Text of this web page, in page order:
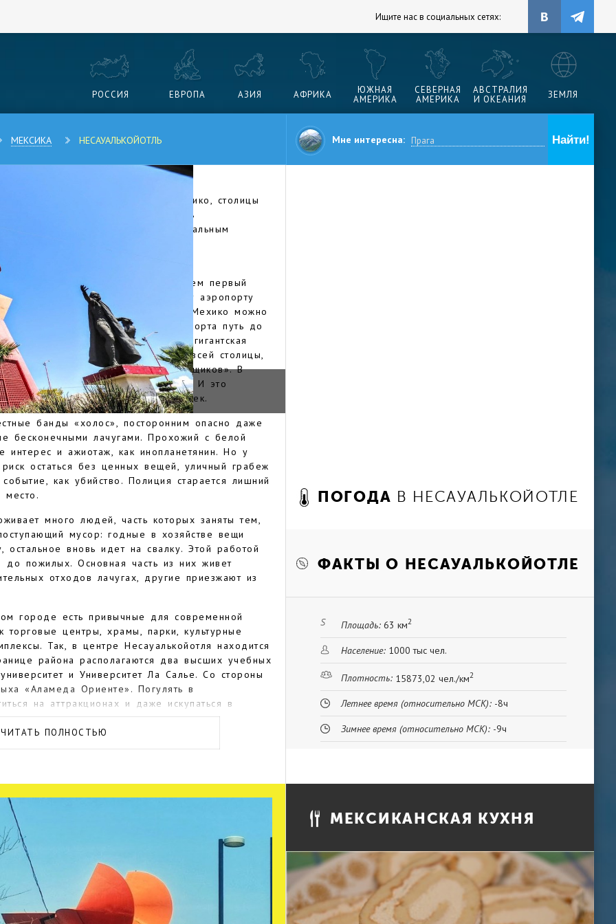
Ищите нас в социальных сетях:
РОССИЯ ЕВРОПА АЗИЯ АФРИКА
ЮЖНАЯ
АМЕРИКА
СЕВЕРНАЯ
АМЕРИКА
АВСТРАЛИЯ
И ОКЕАНИЯ
ЗЕМЛЯ
МЕКСИКА НЕСАУАЛЬКОЙОТЛЬ Мне интересна:
агломерации Большой Мехико, столицы
исторического центра. Эта часть
трущобами в мире. По официальным
северного и восточного, причем первый
из-за близости к международному аэропорту
Мехико. До исторического центра Мехико можно
транспорте. Из аэропорта путь до
восточном районе расположена гигантская
и промышленные отходы со всей столицы,
имеет репутацию «Города мусорщиков». В
означает «постящийся койот». И это
проживает 14 миллионов человек.
банды «холос», посторонним опасно даже
бесконечными лачугами. Прохожий с белой
интерес и ажиотаж, как инопланетянин. Но у
остаться без ценных вещей, уличный грабеж
как убийство. Полиция старается лишний
место.
много людей, часть которых заняты тем,
мусор: годные в хозяйстве вещи
вновь идет на свалку. Этой работой
до пожилых. Основная часть из них живет
отходов лачугах, другие приезжают из
городе есть привычные для современной
торговые центры, храмы, парки, культурные
Так, в центре Несауалькойотля находится
района располагаются два высших учебных
и Университет Ла Салье. Со стороны
«Аламеда Ориенте». Погулять в
на аттракционах и даже искупаться в
«Экотуристико Чимальуаче».
находится католический
Господня и две современные христианские
несколько отелей, молодежных хостелов и
также поселиться на пару дней в одной из
местные жители сдают в аренду по
Организуются даже специальные
мусорного полигона.
ЧИТАТЬ ПОЛНОСТЬЮ
ПОГОДА В НЕСАУАЛЬКОЙОТЛЕ
ФАКТЫ О НЕСАУАЛЬКОЙОТЛЕ
Площадь: 63 км2
Население: 1000 тыс чел.
Плотность: 15873,02 чел./км2
Летнее время (относительно МСК): -8ч
Зимнее время (относительно МСК): -9ч
МЕКСИКАНСКАЯ КУХНЯ